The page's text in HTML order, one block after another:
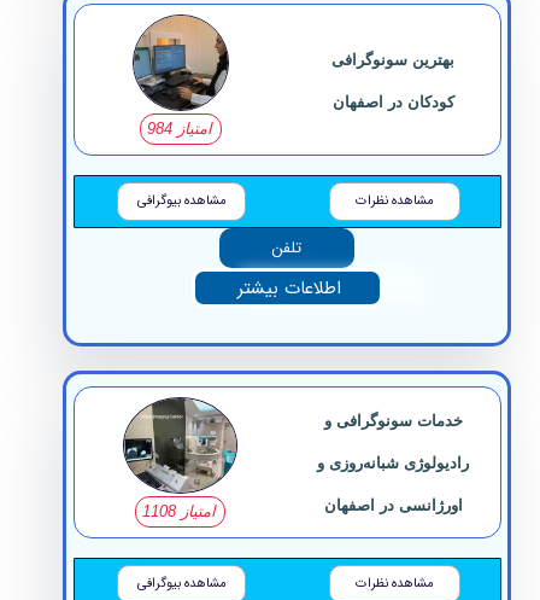
بهترین سونوگرافی
کودکان در اصفهان
مشاهده نظرات مشاهده بیوگرافی
تلفن
اطلاعات بیشتر
خدمات سونوگرافی و
رادیولوژی شبانه‌روزی و
اورژانسی در اصفهان
مشاهده نظرات مشاهده بیوگرافی